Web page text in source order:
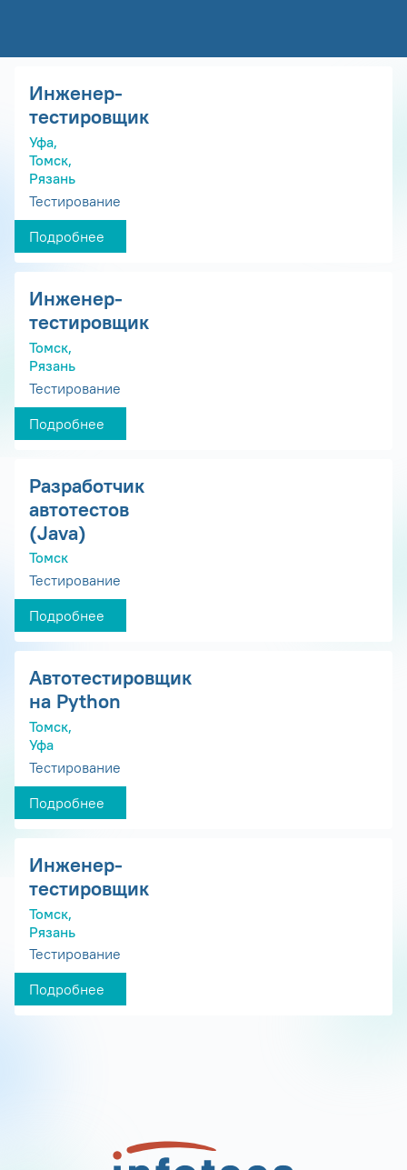
Инженер-
тестировщик
Уфа,
Томск,
Рязань
Тестирование
Подробнее
Инженер-
тестировщик
Томск,
Рязань
Тестирование
Подробнее
Разработчик
автотестов
(Java)
Томск
Тестирование
Подробнее
Автотестировщик
на Python
Томск,
Уфа
Тестирование
Подробнее
Инженер-
тестировщик
Томск,
Рязань
Тестирование
Подробнее